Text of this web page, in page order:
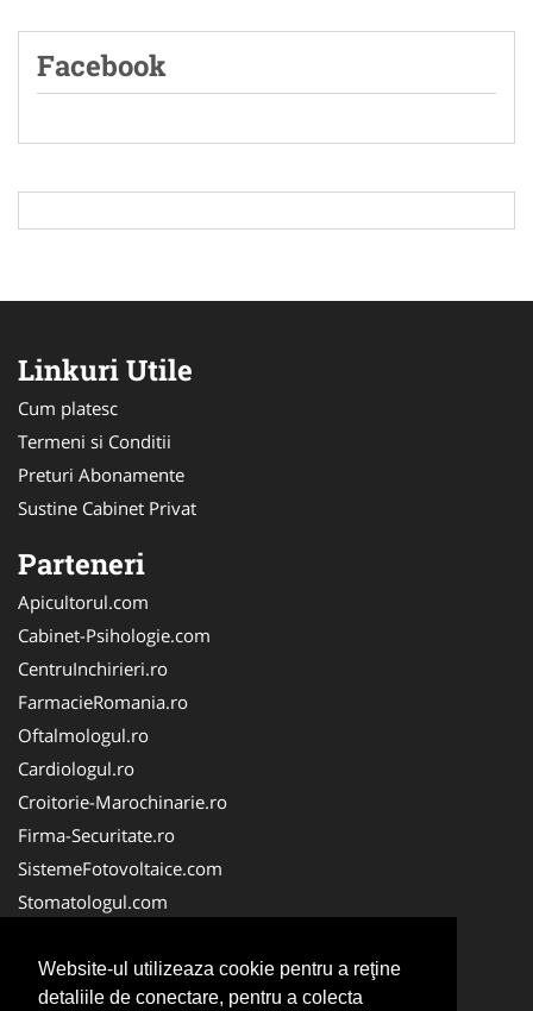
Website-ul utilizeaza cookie pentru a reţine
detaliile de conectare, pentru a colecta
Facebook
Linkuri Utile
Cum platesc
Termeni si Conditii
Preturi Abonamente
Sustine Cabinet Privat
Parteneri
Apicultorul.com
Cabinet-Psihologie.com
CentruInchirieri.ro
FarmacieRomania.ro
Oftalmologul.ro
Cardiologul.ro
Croitorie-Marochinarie.ro
Firma-Securitate.ro
SistemeFotovoltaice.com
Stomatologul.com
Birouri-Cadastru.ro
Cabinet-Individual.ro